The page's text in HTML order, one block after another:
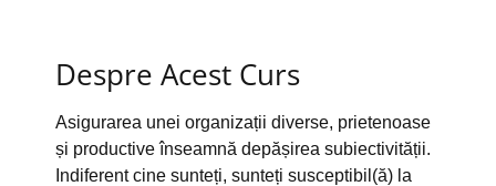
Despre Acest Curs
Asigurarea unei organizații diverse, prietenoase
și productive înseamnă depășirea subiectivității.
Indiferent cine sunteți, sunteți susceptibil(ă) la